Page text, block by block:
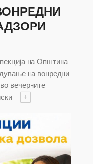
на Општина
на вонредни
вечерните
+